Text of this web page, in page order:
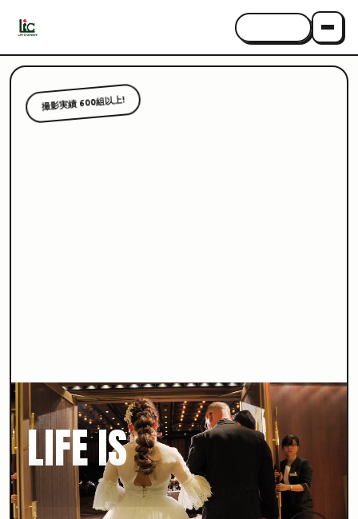
撮影実績 600組以上!
LIFE IS
CREATIVE